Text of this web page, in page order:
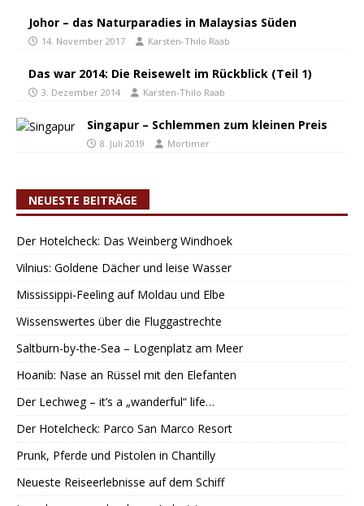
Johor – das Naturparadies in Malaysias Süden
14. November 2017 Karsten-Thilo Raab
Das war 2014: Die Reisewelt im Rückblick (Teil 1)
3. Dezember 2014 Karsten-Thilo Raab
Singapur – Schlemmen zum kleinen Preis
8. Juli 2019 Mortimer
NEUESTE BEITRÄGE
Der Hotelcheck: Das Weinberg Windhoek
Vilnius: Goldene Dächer und leise Wasser
Mississippi-Feeling auf Moldau und Elbe
Wissenswertes über die Fluggastrechte
Saltburn-by-the-Sea – Logenplatz am Meer
Hoanib: Nase an Rüssel mit den Elefanten
Der Lechweg – it’s a „wanderful“ life…
Der Hotelcheck: Parco San Marco Resort
Prunk, Pferde und Pistolen in Chantilly
Neueste Reiseerlebnisse auf dem Schiff